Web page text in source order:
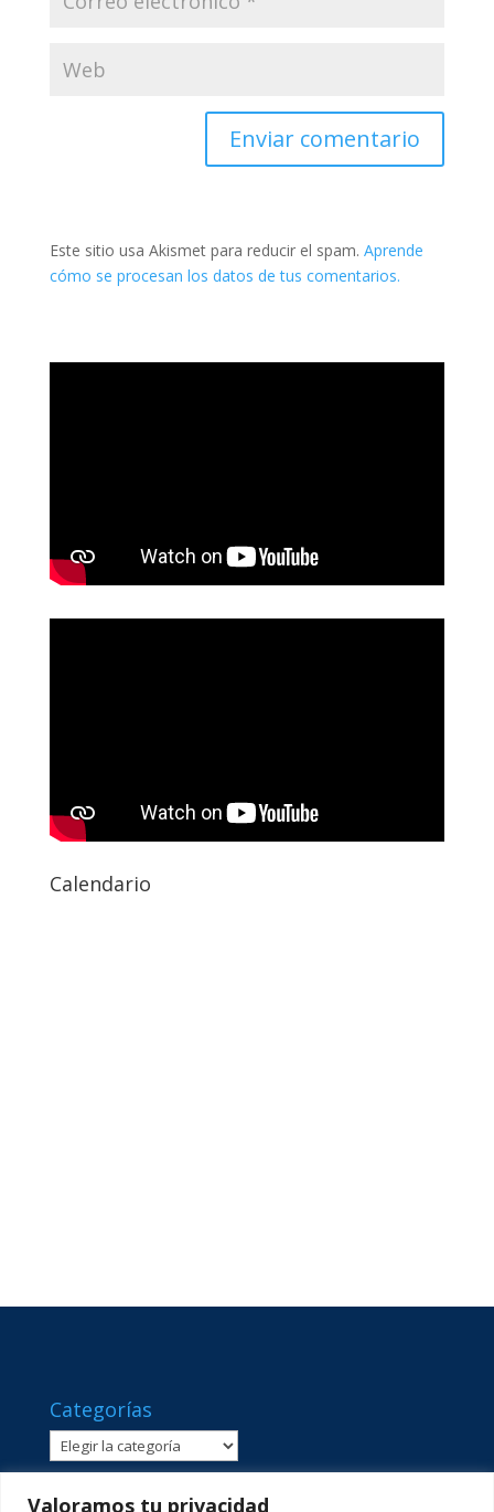
Valoramos tu privacidad
Este sitio usa Akismet para reducir el spam. Aprende
cómo se procesan los datos de tus comentarios.
Calendario
Categorías
Categorías